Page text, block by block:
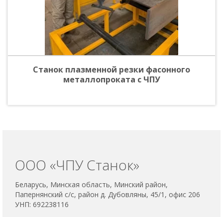
Станок плазменной резки фасонного
металлопроката с ЧПУ
ООО «ЧПУ Станок»
Беларусь, Минская область, Минский район,
Папернянский с/с, район д. Дубовляны, 45/1, офис 206
УНП: 692238116